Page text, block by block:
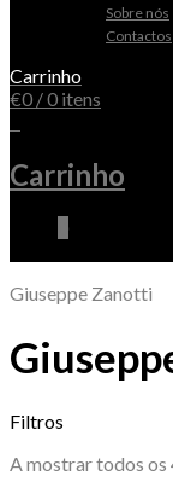
Sobre nós
Contactos
Carrinho
€0 / 0 itens
Carrinho
Giuseppe Zanotti
Filtros
A mostrar todos os